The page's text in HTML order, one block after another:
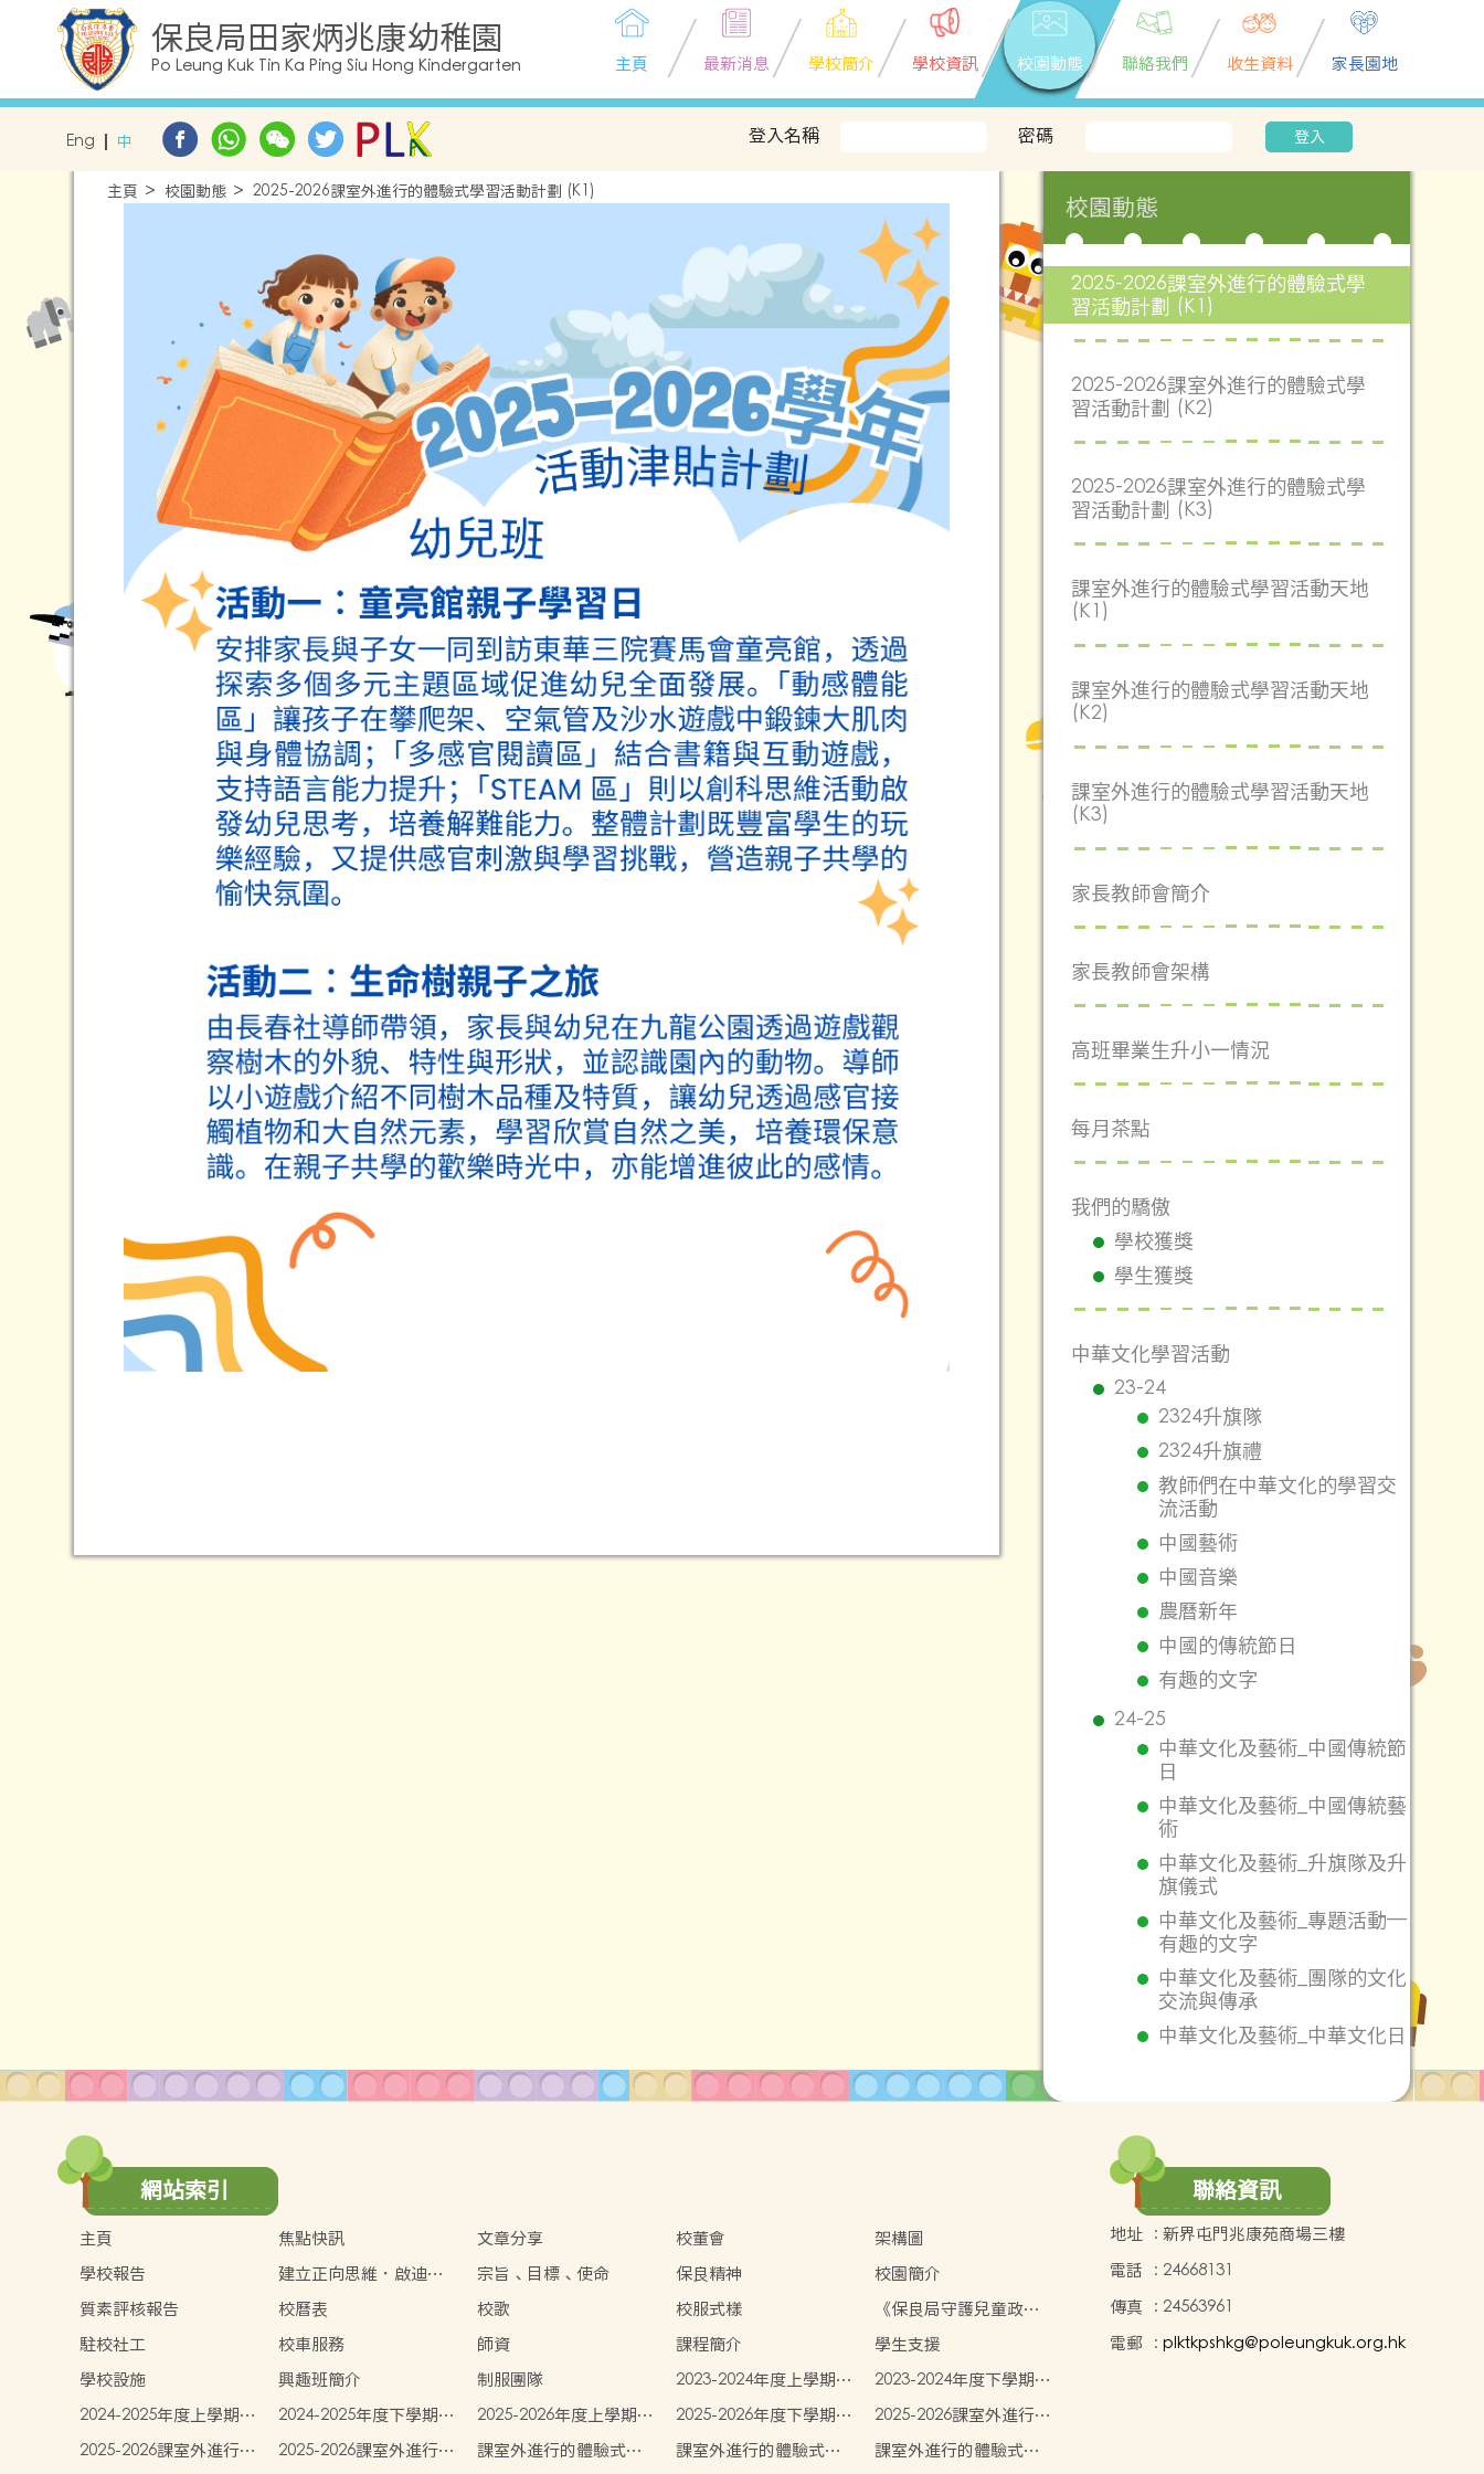
保良局田家炳兆康幼稚園
Po Leung Kuk Tin Ka Ping Siu Hong Kindergarten 主頁 最新消息 學校簡介 學校資訊 校園動態 聯絡我們 收生資料 家長園地
Eng 中 登入名稱 密碼 登入
主頁 校園動態 2025-2026課室外進行的體驗式學習活動計劃 (K1) 校園動態
2025-2026課室外進行的體驗式學
習活動計劃 (K1)
2025-2026課室外進行的體驗式學
習活動計劃 (K2)
2025-2026課室外進行的體驗式學
習活動計劃 (K3)
課室外進行的體驗式學習活動天地
(K1)
課室外進行的體驗式學習活動天地
(K2)
課室外進行的體驗式學習活動天地
(K3)
家長教師會簡介
家長教師會架構
高班畢業生升小一情況
每月茶點
我們的驕傲
學校獲獎
學生獲獎
中華文化學習活動
23-24
2324升旗隊
2324升旗禮
教師們在中華文化的學習交
流活動
中國藝術
中國音樂
農曆新年
中國的傳統節日
有趣的文字
24-25
中華文化及藝術_中國傳統節
日
中華文化及藝術_中國傳統藝
術
中華文化及藝術_升旗隊及升
旗儀式
中華文化及藝術_專題活動—
有趣的文字
中華文化及藝術_團隊的文化
交流與傳承
中華文化及藝術_中華文化日
網站索引
主頁 焦點快訊 文章分享 校董會
架構圖
學校報告
建立正向思維．啟迪幼
兒潛能
宗旨、目標、使命 保良精神
校園簡介
質素評核報告
校曆表 校歌 校服式樣
《保良局守護兒童政
策》
駐校社工 校車服務 師資 課程簡介
學生支援
學校設施
興趣班簡介 制服團隊
2023-2024年度上學期學
生書簿雜費
2023-2024年度下學期學
生書簿雜費
2024-2025年度上學期學
生書簿雜費
2024-2025年度下學期學
生書簿雜費
2025-2026年度上學期學
生書簿雜費
2025-2026年度下學期學
生書簿雜費
2025-2026課室外進行的
體驗式學習活動計劃
(K1)
2025-2026課室外進行的
2025-2026課室外進行的
課室外進行的體驗式學
課室外進行的體驗式學
課室外進行的體驗式學
聯絡資訊
地址 : 新界屯門兆康苑商場三樓
電話 : 24668131
傳真 : 24563961
電郵 : plktkpshkg@poleungkuk.org.hk